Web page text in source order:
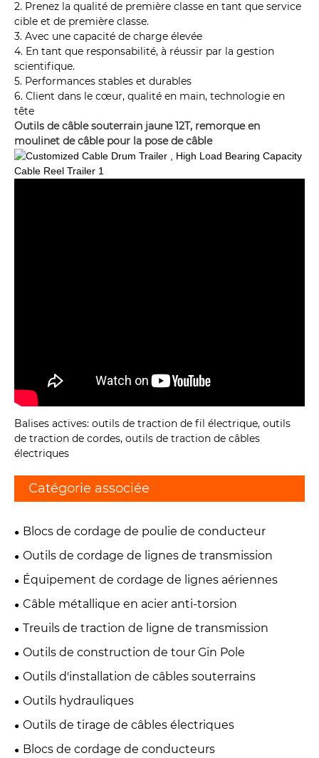
2. Prenez la qualité de première classe en tant que service
cible et de première classe.
3. Avec une capacité de charge élevée
4. En tant que responsabilité, à réussir par la gestion
scientifique.
5. Performances stables et durables
6. Client dans le cœur, qualité en main, technologie en
tête
Outils de câble souterrain jaune 12T, remorque en
moulinet de câble pour la pose de câble
Balises actives: outils de traction de fil électrique, outils
de traction de cordes, outils de traction de câbles
électriques
Catégorie associée
Blocs de cordage de poulie de conducteur
Outils de cordage de lignes de transmission
Équipement de cordage de lignes aériennes
Câble métallique en acier anti-torsion
Treuils de traction de ligne de transmission
Outils de construction de tour Gin Pole
Outils d'installation de câbles souterrains
Outils hydrauliques
Outils de tirage de câbles électriques
Blocs de cordage de conducteurs